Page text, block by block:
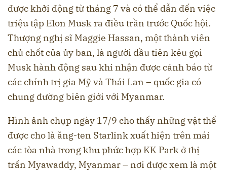
được khởi động từ tháng 7 và có thể dẫn đến việc
triệu tập Elon Musk ra điều trần trước Quốc hội.
Thượng nghị sĩ Maggie Hassan, một thành viên
chủ chốt của ủy ban, là người đầu tiên kêu gọi
Musk hành động sau khi nhận được cảnh báo từ
các chính trị gia Mỹ và Thái Lan – quốc gia có
chung đường biên giới với Myanmar.
Hình ảnh chụp ngày 17/9 cho thấy những vật thể
được cho là ăng-ten Starlink xuất hiện trên mái
các tòa nhà trong khu phức hợp KK Park ở thị
trấn Myawaddy, Myanmar – nơi được xem là một